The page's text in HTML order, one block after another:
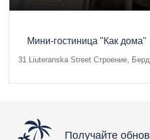
Мини-гостиница "Как дома"
31 Liuteranska Street Строение,
Получайте